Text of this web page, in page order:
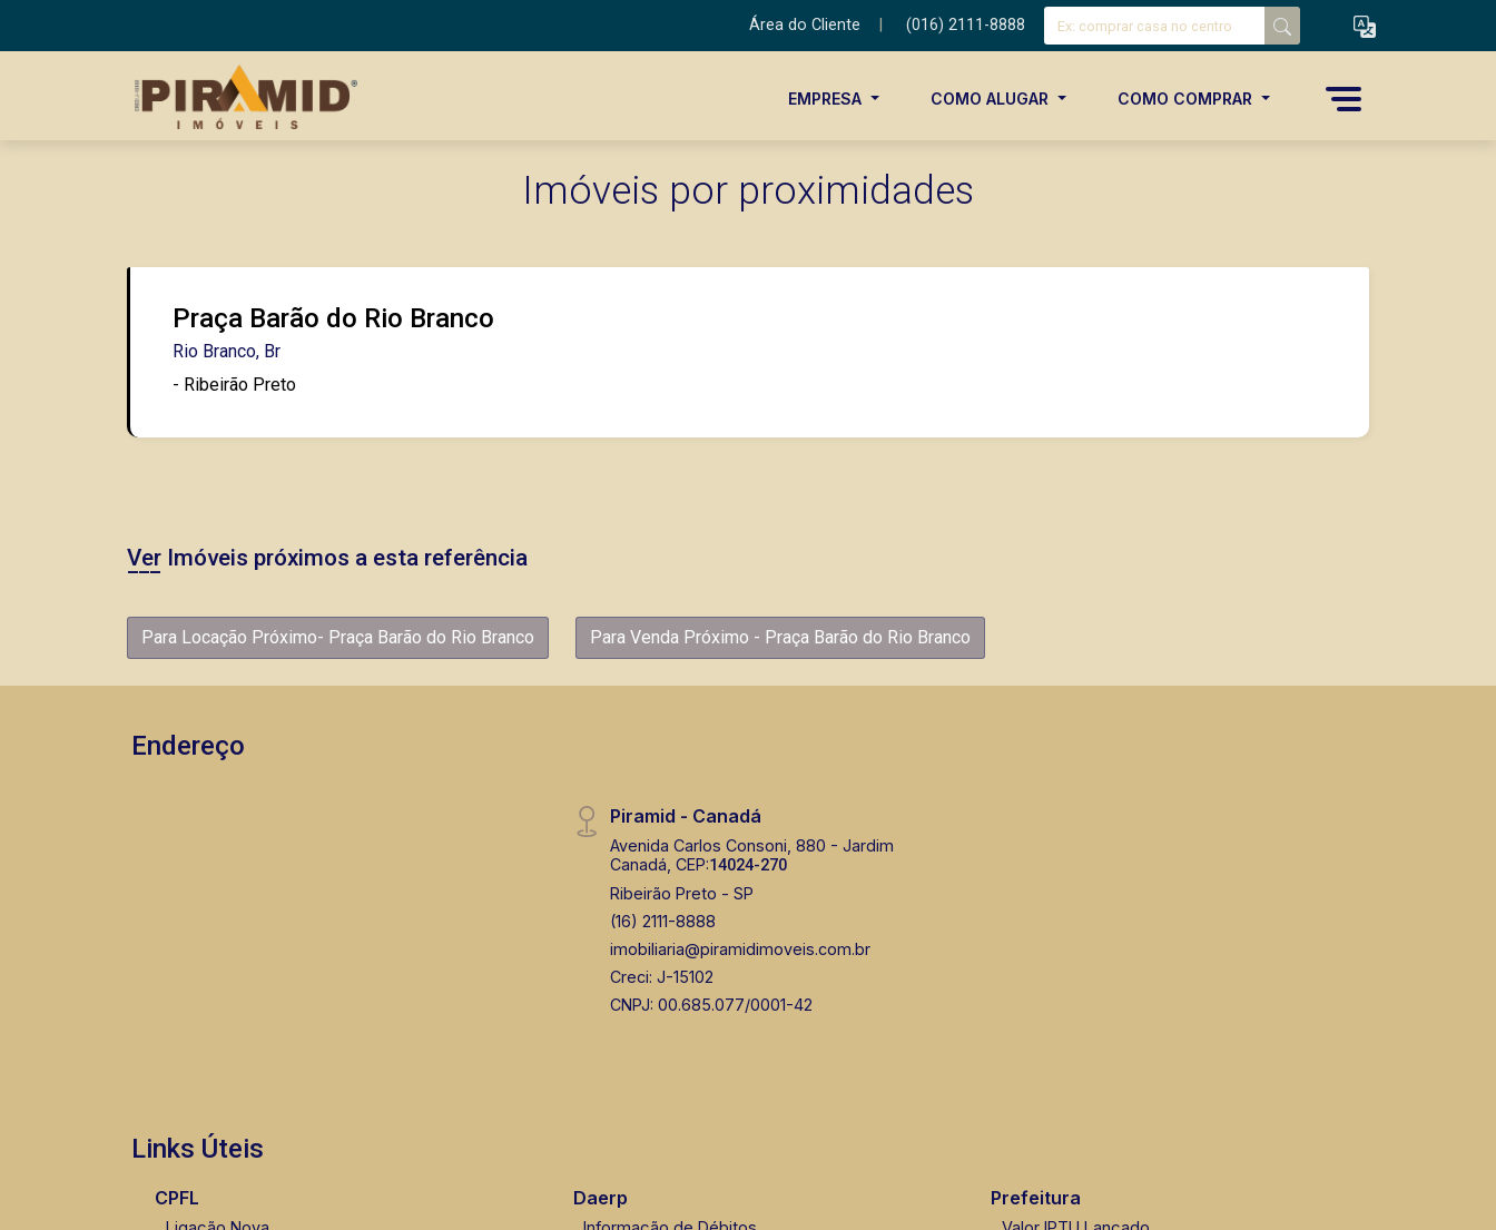
Área do Cliente (016) 2111-8888
EMPRESA COMO ALUGAR COMO COMPRAR
Imóveis por proximidades
Praça Barão do Rio Branco
Rio Branco, Br
- Ribeirão Preto
Ver Imóveis próximos a esta referência
Para Locação Próximo- Praça Barão do Rio Branco Para Venda Próximo - Praça Barão do Rio Branco
Endereço
Piramid - Canadá
Avenida Carlos Consoni, 880 - Jardim
Canadá, CEP:14024-270
Ribeirão Preto - SP
(16) 2111-8888
imobiliaria@piramidimoveis.com.br
Creci: J-15102
CNPJ: 00.685.077/0001-42
Links Úteis
CPFL Daerp Prefeitura